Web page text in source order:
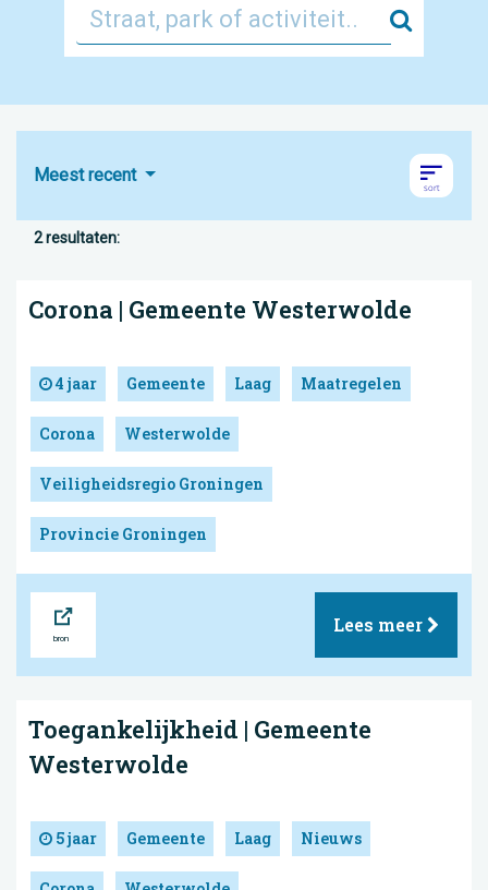
Zoek
Meest recent
2 resultaten:
Corona | Gemeente Westerwolde
4 jaar Gemeente Laag Maatregelen
Corona Westerwolde
Veiligheidsregio Groningen
Provincie Groningen
Lees meer
Toegankelijkheid | Gemeente
Westerwolde
5 jaar Gemeente Laag Nieuws